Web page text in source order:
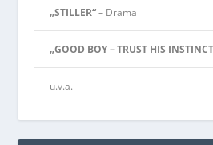
„STILLER“– Drama
„GOOD BOY – TRUST HIS
u.v.a.